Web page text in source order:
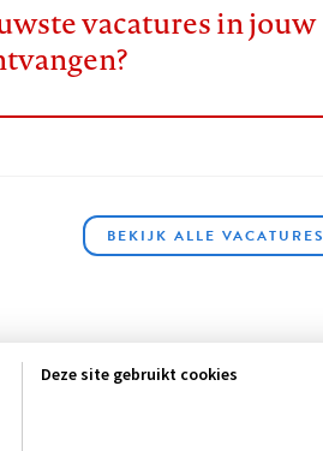
vacatures in jouw
BEKIJK ALLE VACATURES
Deze site gebruikt cookies